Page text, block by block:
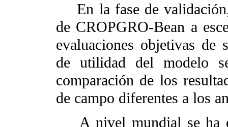
En la fase de validación,
de CROPGRO-Bean a
evaluaciones objetivas de
de utilidad del modelo
comparación de los
de campo diferentes a los
A nivel mundial se ha